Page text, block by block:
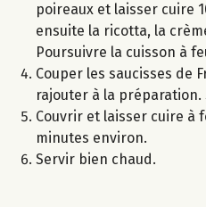
poireaux et laisser cuire
ensuite la ricotta, la
Poursuivre la cuisson à
Couper les saucisses de
rajouter à la préparation.
Couvrir et laisser cuire à
minutes environ.
Servir bien chaud.